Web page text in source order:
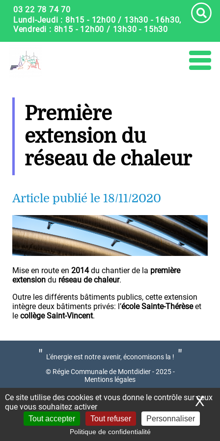
03 22 78 74 70
Lundi-Jeudi : 8h15 - 12h00 / 13h30 - 16h30,
Vendredi : 8h15 - 12h00 / 13h30 - 15h30
Première
extension du
réseau de chaleur
Article publié le 18/11/2020
Mise en route en 2014du chantier de la première
extensiondu réseau de chaleur.
Outre les différents bâtiments publics, cette extension
intègre deux bâtiments privés: l’école Sainte-Thérèseet
le collège Saint-Vincent.
" L'énergie est notre avenir, économisons la ! "
© Régie Communale de Montdidier - 2025 -
Mentions légales
Nous contacter
Panneau de gestion des cookies
Ce site utilise des cookies et vous donne le contrôle sur ceux
que vous souhaitez activer
Tout accepter Tout refuser Personnaliser
Politique de confidentialité
X